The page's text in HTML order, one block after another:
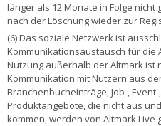
länger als 12 Monate in Folge
nach der Löschung wieder zur
(6) Das soziale Netzwerk ist
Kommunikationsaustausch für die
Nutzung außerhalb der Altmark
Kommunikation mit Nutzern aus
Branchenbucheinträge, Job-,
Produktangebote, die nicht aus
kommen, werden von Altmark Live